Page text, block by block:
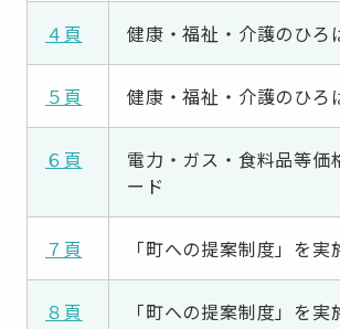
４ 頁 健康・福祉・介護のひろ
５頁 健康・福祉・介護のひろ
６頁
電力・ガス・食料品等
ード
７頁 「町への提案制度」を実
８頁 「町への提案制度」を実